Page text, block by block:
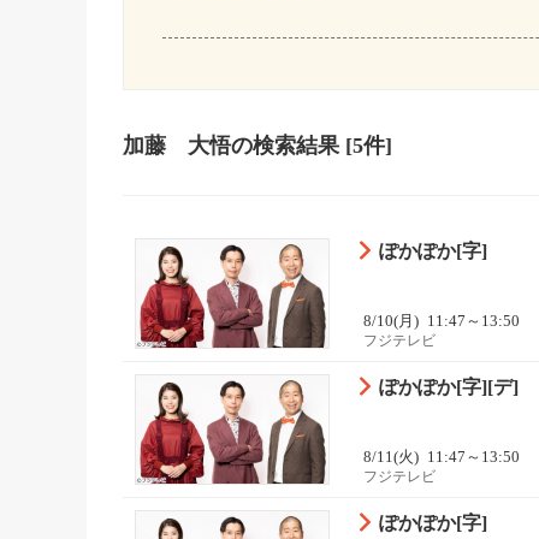
加藤 大悟の検索結果 [5件]
ぽかぽか[字]
8/10(月) 11:47～13:50
フジテレビ
ぽかぽか[字][デ]
8/11(火) 11:47～13:50
フジテレビ
ぽかぽか[字]